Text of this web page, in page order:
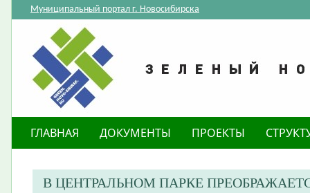
Муниципальный портал г. Новосибирска
ГЛАВНАЯ ДОКУМЕНТЫ ПРОЕКТЫ
В ЦЕНТРАЛЬНОМ ПАРКЕ